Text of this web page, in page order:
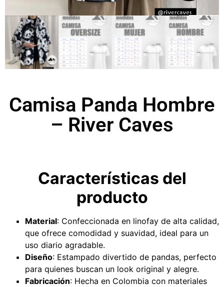
Camisa Panda Hombre
– River Caves
Características del
producto
Material: Confeccionada en linofay de alta calidad,
que ofrece comodidad y suavidad, ideal para un
uso diario agradable.
Diseño: Estampado divertido de pandas, perfecto
para quienes buscan un look original y alegre.
Fabricación: Hecha en Colombia con materiales